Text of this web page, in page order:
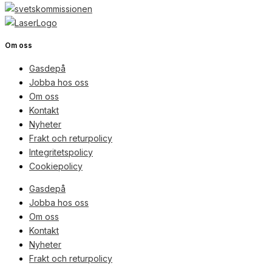
Om oss
Gasdepå
Jobba hos oss
Om oss
Kontakt
Nyheter
Frakt och returpolicy
Integritetspolicy
Cookiepolicy
Gasdepå
Jobba hos oss
Om oss
Kontakt
Nyheter
Frakt och returpolicy